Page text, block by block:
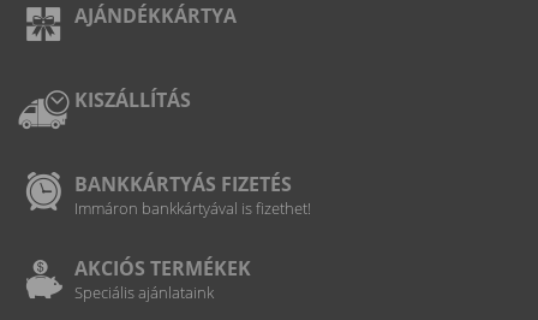
AJÁNDÉKKÁRTYA
KISZÁLLÍTÁS
BANKKÁRTYÁS FIZETÉS
Immáron bankkártyával is fizethet!
AKCIÓS TERMÉKEK
Speciális ajánlataink